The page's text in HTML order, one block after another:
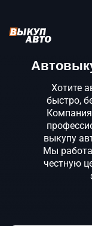
Хотите
быстро,
выкупу
Мы
честную